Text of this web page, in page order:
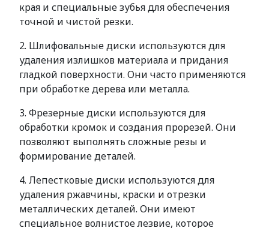
края и специальные зубья для обеспечения
точной и чистой резки.
2. Шлифовальные диски используются для
удаления излишков материала и придания
гладкой поверхности. Они часто применяются
при обработке дерева или металла.
3. Фрезерные диски используются для
обработки кромок и создания прорезей. Они
позволяют выполнять сложные резы и
формирование деталей.
4. Лепестковые диски используются для
удаления ржавчины, краски и отрезки
металлических деталей. Они имеют
специальное волнистое лезвие, которое